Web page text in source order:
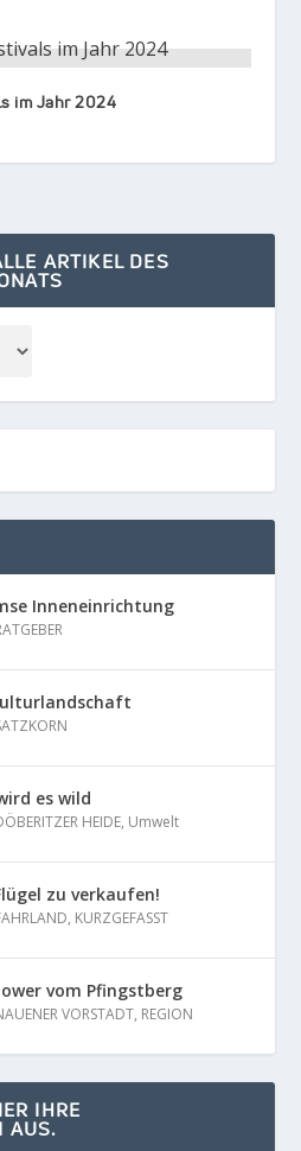
im Jahr 2024
ARTIKEL DES
Inneneinrichtung
es wild
HEIDE, Umwelt
zu verkaufen!
, KURZGEFASST
vom Pfingstberg
VORSTADT, REGION
IHRE
AUS.